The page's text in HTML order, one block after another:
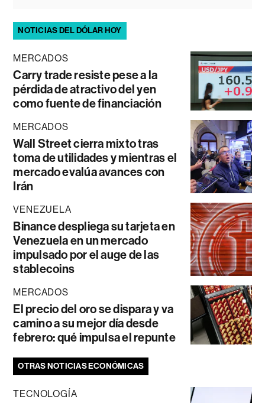
NOTICIAS DEL DÓLAR HOY
MERCADOS
Carry trade resiste pese a la
pérdida de atractivo del yen
como fuente de financiación
MERCADOS
Wall Street cierra mixto tras
toma de utilidades y mientras el
mercado evalúa avances con
Irán
VENEZUELA
Binance despliega su tarjeta en
Venezuela en un mercado
impulsado por el auge de las
stablecoins
MERCADOS
El precio del oro se dispara y va
camino a su mejor día desde
febrero: qué impulsa el repunte
OTRAS NOTICIAS ECONÓMICAS
TECNOLOGÍA